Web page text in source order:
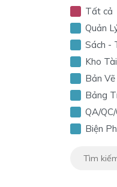
Tất cả
Quản
Sách -
Kho
Bản
Bảng
QA/
Biện